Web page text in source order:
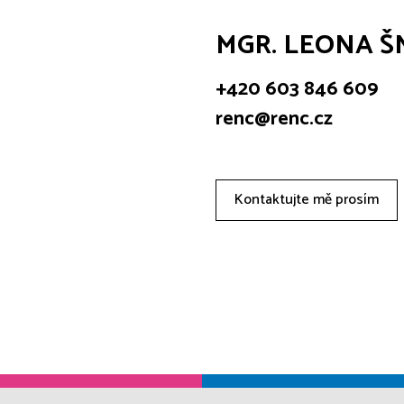
MGR. LEONA
+420 603 846 609
renc@renc.cz
Kontaktujte mě prosím